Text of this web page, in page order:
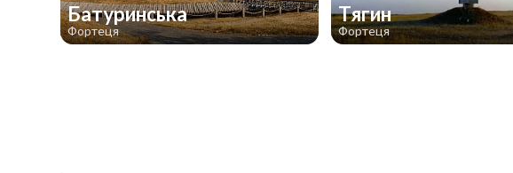
Батуринська
Фортеця
Тягин
Фортеця